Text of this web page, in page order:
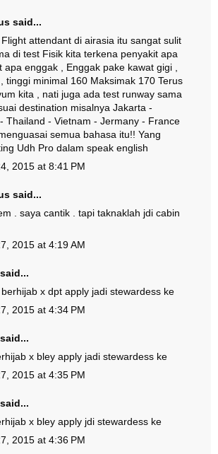
said...
attendant di airasia itu sangat sulit
di test Fisik kita terkena penyakit apa
apa enggak , Enggak pake kawat gigi ,
tinggi minimal 160 Maksimak 170 Terus
kita , nati juga ada test runway sama
destination misalnya Jakarta -
Thailand - Vietnam - Jermany - France
semua bahasa itu!! Yang
Udh Pro dalam speak english
2015 at 8:41 PM
said...
. saya cantik . tapi taknaklah jdi cabin
2015 at 4:19 AM
said...
x dpt apply jadi stewardess ke
2015 at 4:34 PM
said...
x bley apply jadi stewardess ke
2015 at 4:35 PM
said...
x bley apply jdi stewardess ke
2015 at 4:36 PM